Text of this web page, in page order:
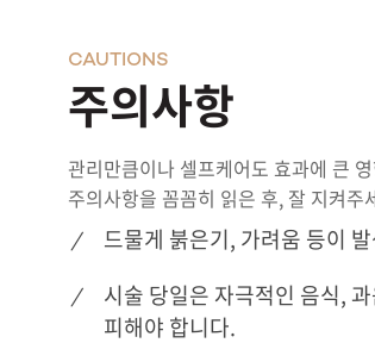
주의사항
CAUTIONS
관리만큼이나 셀프케어도 효과에 큰
주의사항을 꼼꼼히 읽은 후, 잘 지켜주
드물게 붉은기, 가려움 등이
시술 당일은 자극적인 음식,
피해야 합니다.